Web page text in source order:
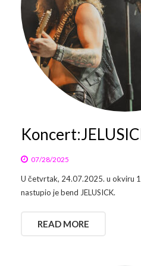
Galerija 2023
Galerija 2024
Galerija 2025
07/28/2025
U četvrtak, 24.07.2025. u okviru
nastupio je bend JELUSICK.
READ MORE